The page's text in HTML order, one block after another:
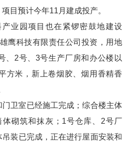
目预计今年11月建成投产。
业园项目也在紧锣密鼓地建设
鹰科技有限责任公司投资，用地
、2号、3号生产厂房和办公楼以
方米，新上卷烟胶、烟用香精香
门卫室已经施工完成；综合楼主体
砌筑和抹灰；1号仓库、2号厂
装已完成，正在进行屋面安装和